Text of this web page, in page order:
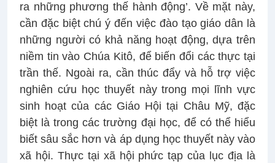
ra những phương thế hành động’. Về mặt này,
cần đặc biệt chú ý đến việc đào tạo giáo dân là
những người có khả năng hoạt động, dựa trên
niềm tin vào Chúa Kitô, để biến đổi các thực tại
trần thế. Ngoài ra, cần thúc đẩy và hỗ trợ việc
nghiên cứu học thuyết này trong mọi lĩnh vực
sinh hoạt của các Giáo Hội tại Châu Mỹ, đặc
biệt là trong các trường đại học, để có thể hiểu
biết sâu sắc hơn và áp dụng học thuyết này vào
xã hội. Thực tại xã hội phức tạp của lục địa là